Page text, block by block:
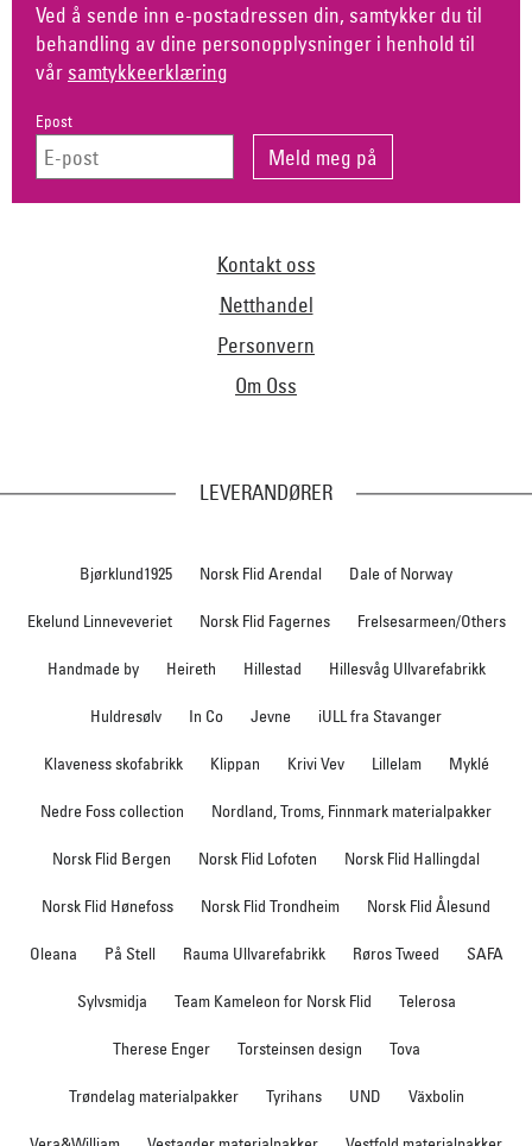
Ved å sende inn e-postadressen din, samtykker du til
behandling av dine personopplysninger i henhold til
vår samtykkeerklæring
Epost
Kontakt oss
Netthandel
Personvern
Om Oss
LEVERANDØRER
Bjørklund1925 Norsk Flid Arendal Dale of Norway
Ekelund Linneveveriet Norsk Flid Fagernes Frelsesarmeen/Others
Handmade by Heireth Hillestad Hillesvåg Ullvarefabrikk
Huldresølv In Co Jevne iULL fra Stavanger
Klaveness skofabrikk Klippan Krivi Vev Lillelam Myklé
Nedre Foss collection Nordland, Troms, Finnmark materialpakker
Norsk Flid Bergen Norsk Flid Lofoten Norsk Flid Hallingdal
Norsk Flid Hønefoss Norsk Flid Trondheim Norsk Flid Ålesund
Oleana På Stell Rauma Ullvarefabrikk Røros Tweed SAFA
Sylvsmidja Team Kameleon for Norsk Flid Telerosa
Therese Enger Torsteinsen design Tova
Trøndelag materialpakker Tyrihans UND Växbolin